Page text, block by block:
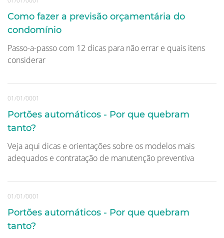
Como fazer a previsão orçamentária do
condomínio
Passo-a-passo com 12 dicas para não errar e quais itens
considerar
01/01/0001
Portões automáticos - Por que quebram
tanto?
Veja aqui dicas e orientações sobre os modelos mais
adequados e contratação de manutenção preventiva
01/01/0001
Portões automáticos - Por que quebram
tanto?